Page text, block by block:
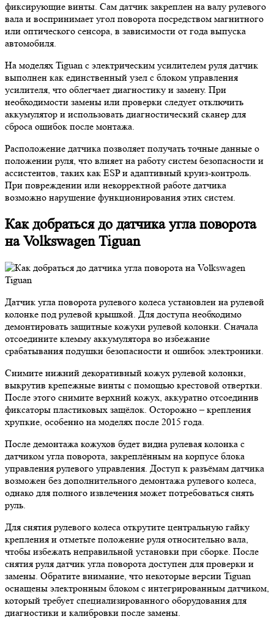
фиксирующие винты. Сам датчик закреплен на валу рулевого
вала и воспринимает угол поворота посредством магнитного
или оптического сенсора, в зависимости от года выпуска
автомобиля.
На моделях Tiguan с электрическим усилителем руля датчик
выполнен как единственный узел с блоком управления
усилителя, что облегчает диагностику и замену. При
необходимости замены или проверки следует отключить
аккумулятор и использовать диагностический сканер для
сброса ошибок после монтажа.
Расположение датчика позволяет получать точные данные о
положении руля, что влияет на работу систем безопасности и
ассистентов, таких как ESP и адаптивный круиз-контроль.
При повреждении или некорректной работе датчика
возможно нарушение функционирования этих систем.
Как добраться до датчика угла поворота
на Volkswagen Tiguan
Датчик угла поворота рулевого колеса установлен на рулевой
колонке под рулевой крышкой. Для доступа необходимо
демонтировать защитные кожухи рулевой колонки. Сначала
отсоедините клемму аккумулятора во избежание
срабатывания подушки безопасности и ошибок электроники.
Снимите нижний декоративный кожух рулевой колонки,
выкрутив крепежные винты с помощью крестовой отвертки.
После этого снимите верхний кожух, аккуратно отсоединив
фиксаторы пластиковых защёлок. Осторожно – крепления
хрупкие, особенно на моделях после 2015 года.
После демонтажа кожухов будет видна рулевая колонка с
датчиком угла поворота, закреплённым на корпусе блока
управления рулевого управления. Доступ к разъёмам датчика
возможен без дополнительного демонтажа рулевого колеса,
однако для полного извлечения может потребоваться снять
руль.
Для снятия рулевого колеса открутите центральную гайку
крепления и отметьте положение руля относительно вала,
чтобы избежать неправильной установки при сборке. После
снятия руля датчик угла поворота доступен для проверки и
замены. Обратите внимание, что некоторые версии Tiguan
оснащены электронным блоком с интегрированным датчиком,
который требует специализированного оборудования для
диагностики и калибровки после замены.